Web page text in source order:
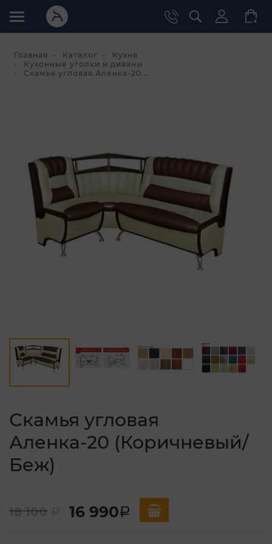
Главная Каталог
Кухня
Кухонные уголки и диваны
Скамья угловая Аленка-20...
Скамья угловая
Аленка-20 (Коричневый/
Беж)
18 100 16 990a